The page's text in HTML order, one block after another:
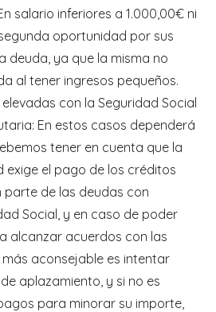
salario inferiores a 1.000,00€ ni
oportunidad por sus
deuda, ya que la misma no
al tener ingresos pequeños.
con la Seguridad Social
En estos casos dependerá
tener en cuenta que la
el pago de los créditos
parte de las deudas con
Social, y en caso de poder
alcanzar acuerdos con las
aconsejable es intentar
aplazamiento, y si no es
para minorar su importe,